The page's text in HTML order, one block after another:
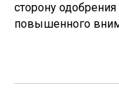
сторону
повышенного